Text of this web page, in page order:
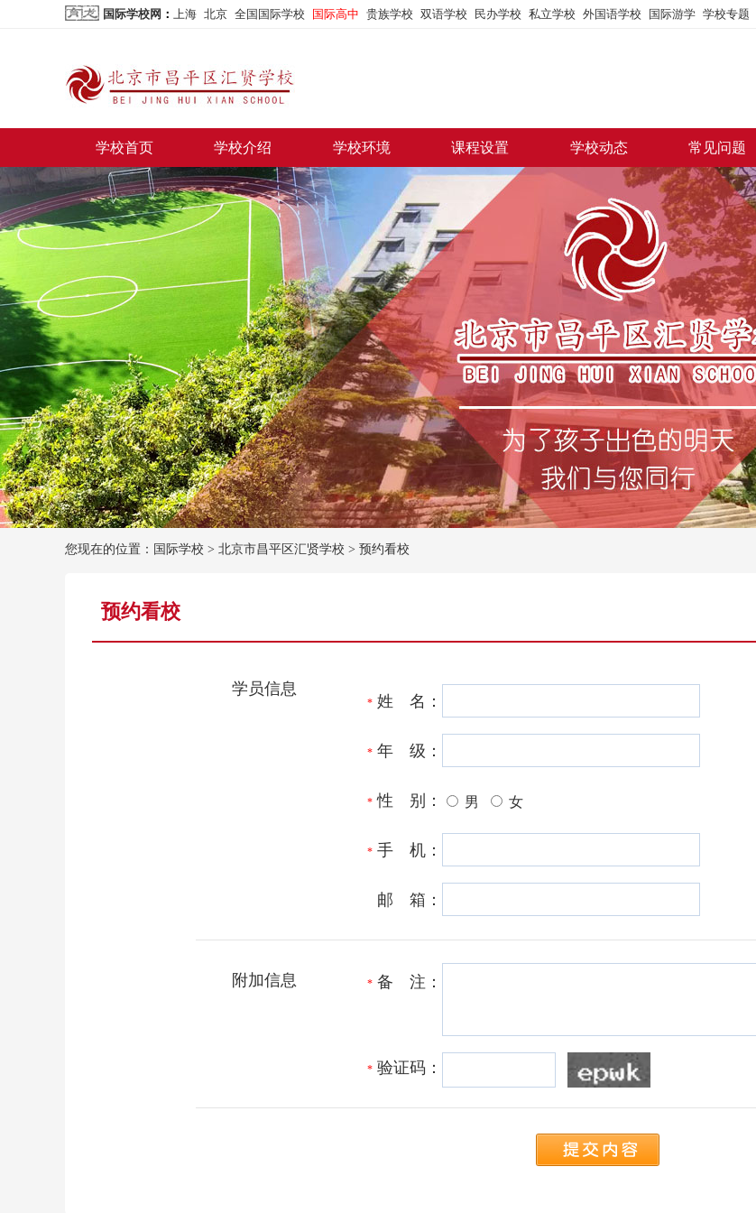
国际学校网 ： 上海 北京 全国国际学校 国际高中 贵族学校 双语学校 民办学校 私立学校 外国语学校 国际游学 学校专题
学校首页 学校介绍 学校环境 课程设置 学校动态 常见问题
您现在的位置：国际学校 > 北京市昌平区汇贤学校 > 预约看校
预约看校
学员信息
* 姓 名：
* 年 级：
* 性 别： 男 女
* 手 机：
邮 箱：
附加信息 * 备 注：
* 验证码：